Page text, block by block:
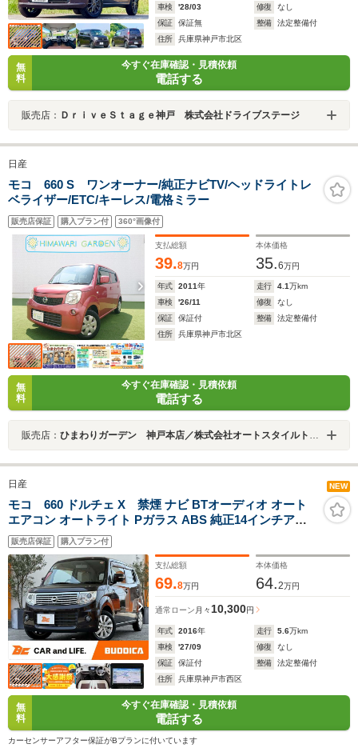
車検
'28/03 修復
なし
保証
保証無 整備
法定整備付
住所
兵庫県神戸市北区
無
料
今すぐ在庫確認・見積依頼
電話する
販売店： ＤｒｉｖｅＳｔａｇｅ神戸 株式会社ドライブステージ
日産
モコ 660 S ワンオーナー/純正ナビTV/ヘッドライトレ
ベライザー/ETC/キーレス/電格ミラー
販売店保証 購入プラン付 360°画像付
支払総額
39.8万円
本体価格
35.6万円
年式 2011年 走行 4.1万km
車検
'26/11 修復
なし
保証
保証付 整備
法定整備付
住所
兵庫県神戸市北区
無
料
今すぐ在庫確認・見積依頼
電話する
販売店： ひまわりガーデン 神戸本店／株式会社オートスタイルトレーディング
日産 NEW
モコ 660 ドルチェ X 禁煙 ナビ BTオーディオ オート
エアコン オートライト Pガラス ABS 純正14インチアル
ミ SRSエアバック CD DVD 革巻きステア スマートキー
アームレスト チルトステアリング
販売店保証 購入プラン付
支払総額
69.8万円
本体価格
64.2万円
通常ローン 月々 10,300円
年式 2016年 走行 5.6万km
車検
'27/09 修復
なし
保証
保証付 整備
法定整備付
住所
兵庫県神戸市西区
無
料
今すぐ在庫確認・見積依頼
電話する
カーセンサーアフター保証がBプランに付いています